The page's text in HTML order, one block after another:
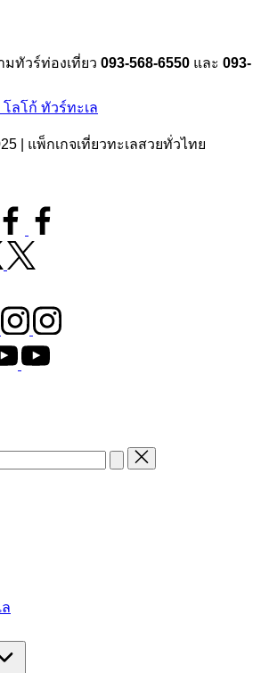
ทัวร์ท่องเที่ยว 093-568-6550 และ 093-
ทัวร์ทะเล
| แพ็กเกจเที่ยวทะเลสวยทั่วไทย